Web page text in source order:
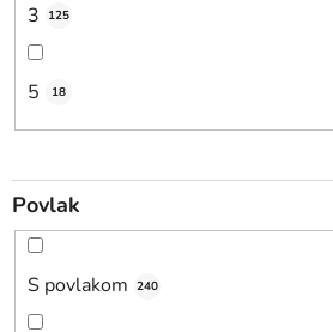
3 125
5 18
Povlak
S povlakom 240